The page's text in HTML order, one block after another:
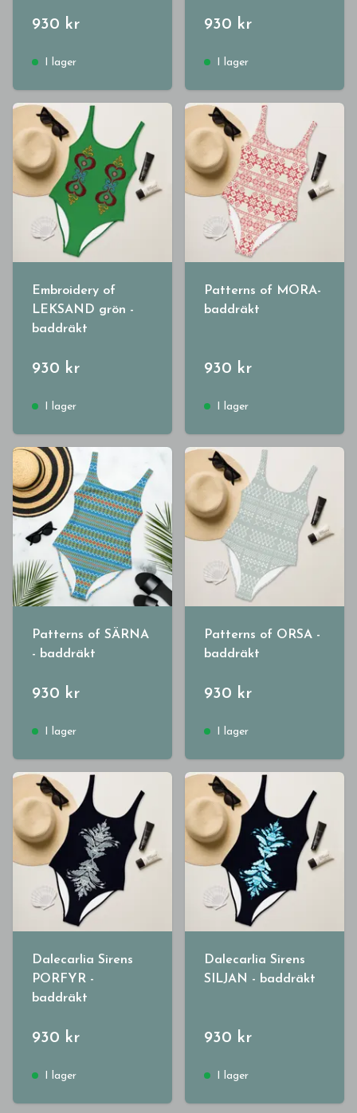
930 kr
I lager
930 kr
I lager
Embroidery of
LEKSAND grön -
baddräkt
930 kr
I lager
Patterns of MORA-
baddräkt
930 kr
I lager
Patterns of SÄRNA
- baddräkt
930 kr
I lager
Patterns of ORSA -
baddräkt
930 kr
I lager
Dalecarlia Sirens
PORFYR -
baddräkt
930 kr
I lager
Dalecarlia Sirens
SILJAN - baddräkt
930 kr
I lager